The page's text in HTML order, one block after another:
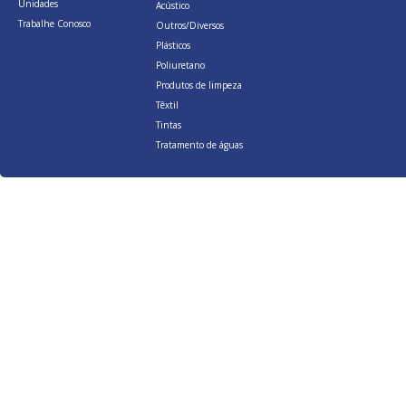
Unidades
Trabalhe Conosco
Acústico
Outros/Diversos
Plásticos
Poliuretano
Produtos de limpeza
Têxtil
Tintas
Tratamento de águas